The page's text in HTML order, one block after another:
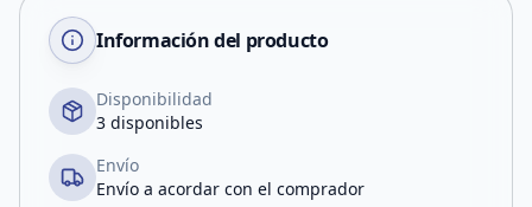
Información del producto
Disponibilidad
3 disponibles
Envío
Envío a acordar con el comprador